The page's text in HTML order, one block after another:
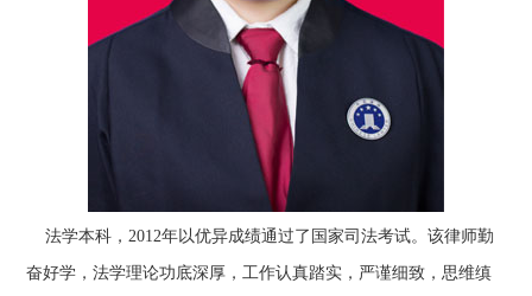
法学本科，2012年以优异成绩通过了国家司法考试。该律师勤
奋好学，法学理论功底深厚，工作认真踏实，严谨细致，思维缜